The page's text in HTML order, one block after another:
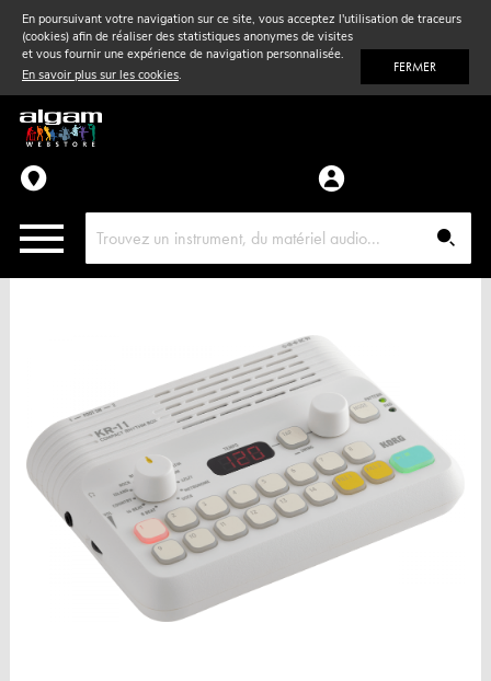
En poursuivant votre navigation sur ce site, vous acceptez l'utilisation de traceurs
(cookies) afin de réaliser des statistiques anonymes de visites
et vous fournir une expérience de navigation personnalisée.
En savoir plus sur les cookies. FERMER
Vent& Violon
Accessoires
Pièces détachées